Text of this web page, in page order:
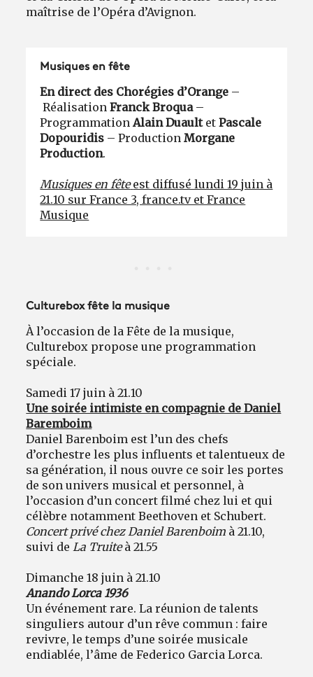
maîtrise de l’Opéra d’Avignon.
Musiques en fête
En direct des Chorégies d’Orange –
RéalisationFranck Broqua–
ProgrammationAlain DuaultetPascale
Dopouridis – ProductionMorgane
Production.
Musiques en fête est diffusé lundi 19 juin à
21.10 sur France 3, france.tv et France
Musique
Culturebox fête la musique
À l’occasion de la Fête de la musique,
Culturebox propose une programmation
spéciale.
Samedi 17 juin à 21.10
Une soirée intimiste en compagnie de Daniel
Baremboim
Daniel Barenboim est l’un des chefs
d’orchestre les plus influents et talentueux de
sa génération, il nous ouvre ce soir les portes
de son univers musical et personnel, à
l’occasion d’un concert filmé chez lui et qui
célèbre notamment Beethoven et Schubert.
Concert privé chez Daniel Barenboim à 21.10,
suivi de La Truiteà 21.55
Dimanche 18 juin à 21.10
Anando Lorca 1936
Un événement rare. La réunion de talents
singuliers autour d’un rêve commun : faire
revivre, le temps d’une soirée musicale
endiablée, l’âme de Federico Garcia Lorca.